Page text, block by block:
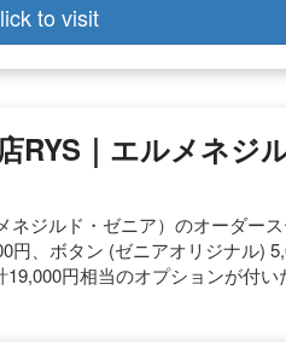
to visit
RYS｜エルメネジ
ジルド・ゼニア）のオーダー
、ボタン (ゼニアオリジナル)
円相当のオプションが付